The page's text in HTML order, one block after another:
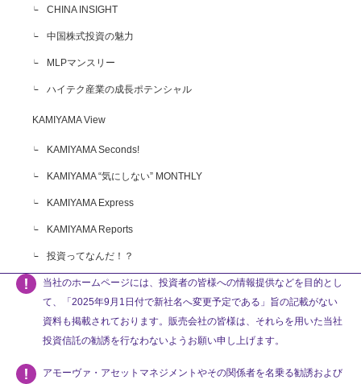
CHINA INSIGHT
中国株式投資の魅力
MLPマンスリー
ハイテク産業の成長ポテンシャル
KAMIYAMA View
KAMIYAMA Seconds!
KAMIYAMA “気にしない” MONTHLY
KAMIYAMA Express
KAMIYAMA Reports
投資ってなんだ！？
当社のホームページには、投資者の皆様への情報提供などを目的とし
て、「2025年9月1日付で新社名へ変更予定である」旨の記載がない
資料も掲載されております。販売会社の皆様は、それらを用いた当社
投資信託の勧誘を行なわないようお願い申し上げます。
アモーヴァ・アセットマネジメントやその関係者を名乗る勧誘および